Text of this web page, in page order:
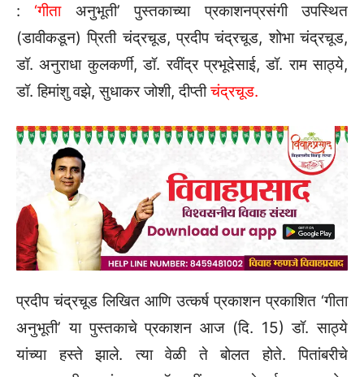
: ‌‘गीताअनुभूती‌’ पुस्तकाच्या प्रकाशनप्रसंगी उपस्थित
(डावीकडून) प्रिती चंद्रचूड, प्रदीप चंद्रचूड, शोभा चंद्रचूड,
डॉ. अनुराधा कुलकर्णी, डॉ. रवींद्र प्रभूदेसाई, डॉ. राम साठ्ये,
डॉ. हिमांशु वझे, सुधाकर जोशी, दीप्तीचंद्रचूड.
प्रदीप चंद्रचूड लिखित आणि उत्कर्ष प्रकाशन प्रकाशित ‌‘गीता
अनुभूती‌’ या पुस्तकाचे प्रकाशन आज (दि. 15) डॉ. साठ्ये
यांच्या हस्ते झाले. त्या वेळी ते बोलत होते. पितांबरीचे